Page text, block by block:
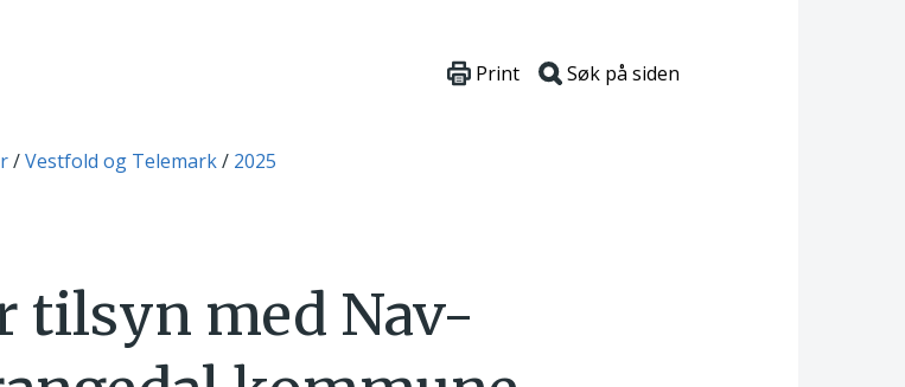
Vestfold og Telemark 2025
Print Søk på siden
tilsyn med Nav-